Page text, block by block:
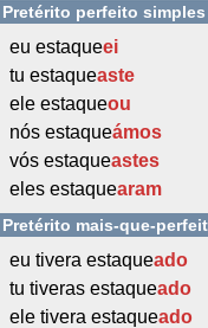
Pretérito perfeito
eu estaqueei
tu estaqueaste
ele estaqueou
nós estaqueámos
vós estaqueastes
eles estaquearam
Pretérito mais-que-
eu tivera estaqueado
tu tiveras estaqueado
ele tivera estaqueado